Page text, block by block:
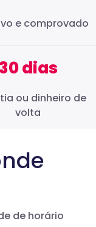
e comprovado
30 dias
ou dinheiro de
volta
de horário